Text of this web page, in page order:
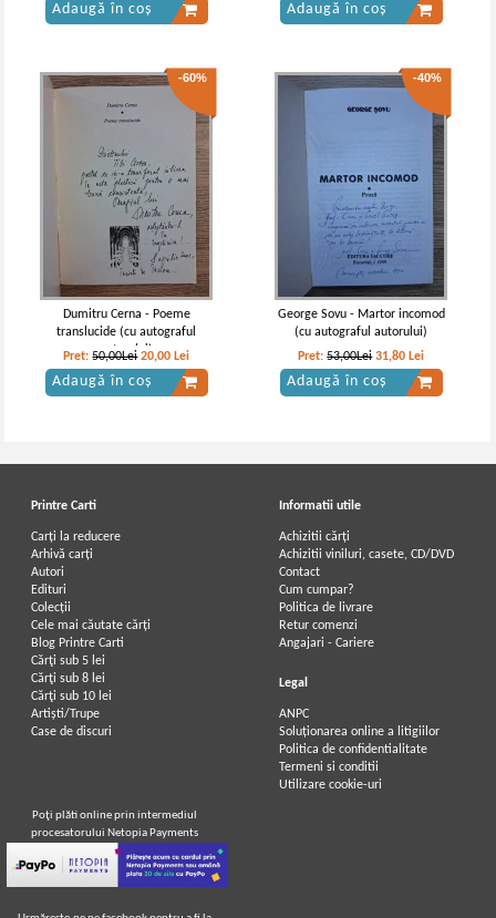
Adaugă în coș Adaugă în coș
-60%
Dumitru Cerna - Poeme
translucide (cu autograful
autorului)
Pret:50,00Lei 20,00 Lei
Adaugă în coș
-40%
George Sovu - Martor incomod
(cu autograful autorului)
Pret:53,00Lei 31,80 Lei
Adaugă în coș
Printre Carti
Carți la reducere
Arhivă carți
Autori
Edituri
Colecții
Cele mai căutate cărți
Blog Printre Carti
Cărţi sub 5 lei
Cărţi sub 8 lei
Cărţi sub 10 lei
Artiști/Trupe
Case de discuri
Informatii utile
Achizitii cărți
Achizitii viniluri, casete, CD/DVD
Contact
Cum cumpar?
Politica de livrare
Retur comenzi
Angajari - Cariere
Legal
ANPC
Soluționarea online a litigiilor
Politica de confidentialitate
Termeni si conditii
Utilizare cookie-uri
Poţi plăti online prin intermediul
procesatorului Netopia Payments